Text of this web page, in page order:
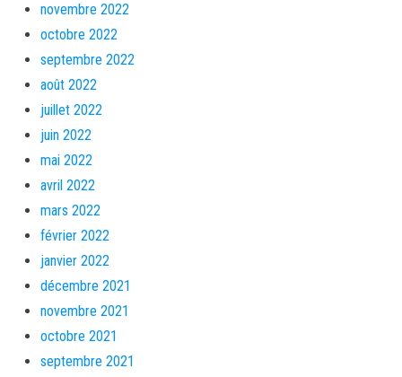
novembre 2022
octobre 2022
septembre 2022
août 2022
juillet 2022
juin 2022
mai 2022
avril 2022
mars 2022
février 2022
janvier 2022
décembre 2021
novembre 2021
octobre 2021
septembre 2021